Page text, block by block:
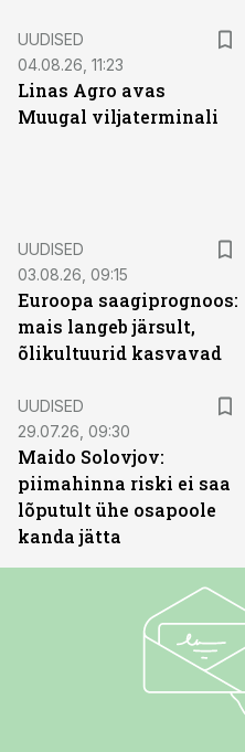
UUDISED
04.08.26, 11:23
Linas Agro avas
Muugal viljaterminali
UUDISED
03.08.26, 09:15
Euroopa saagiprognoos:
mais langeb järsult,
õlikultuurid kasvavad
UUDISED
29.07.26, 09:30
Maido Solovjov:
piimahinna riski ei saa
lõputult ühe osapoole
kanda jätta